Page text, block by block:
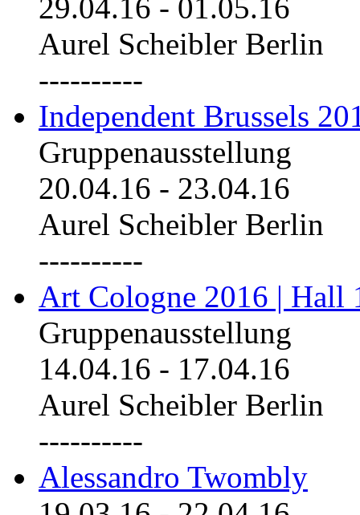
29.04.16 - 01.05.16
Aurel Scheibler Berlin
----------
Independent Brussels
Gruppenausstellung
20.04.16 - 23.04.16
Aurel Scheibler Berlin
----------
Art Cologne 2016 | Hall
Gruppenausstellung
14.04.16 - 17.04.16
Aurel Scheibler Berlin
----------
Alessandro Twombly